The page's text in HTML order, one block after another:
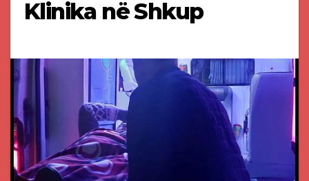
Klinika në Shkup